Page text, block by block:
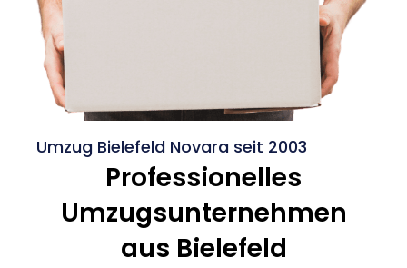
Umzug Bielefeld Novara seit 2003
Professionelles
Umzugsunternehmen
aus Bielefeld